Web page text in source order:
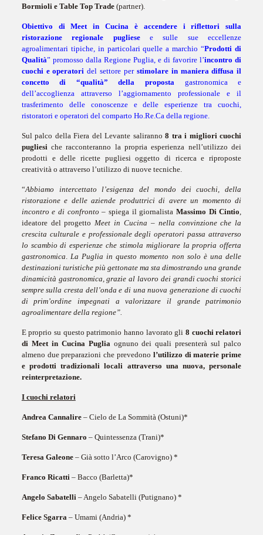
Bormioli e Table Top Trade (partner).
Obiettivo di Meet in Cucina è accendere i riflettori sulla
ristorazione regionale pugliesee sulle sue eccellenze
agroalimentari tipiche, in particolari quelle a marchio “Prodotti di
Qualità” promosso dalla Regione Puglia, e di favorire l’incontro di
cuochi e operatoridel settore per stimolare in maniera diffusa il
concetto di “qualità” della proposta gastronomica e
dell’accoglienza attraverso l’aggiornamento professionale e il
trasferimento delle conoscenze e delle esperienze tra cuochi,
ristoratori e operatori del comparto Ho.Re.Ca della regione.
Sul palco della Fiera del Levante saliranno8 tra i migliori cuochi
pugliesiche racconteranno la propria esperienza nell’utilizzo dei
prodotti e delle ricette pugliesi oggetto di ricerca e riproposte
creatività o attraverso l’utilizzo di nuove tecniche.
“Abbiamo intercettato l’esigenza del mondo dei cuochi, della
ristorazione e delle aziende produttrici di avere un momento di
incontro e di confronto– spiega il giornalista Massimo Di Cintio,
ideatore del progettoMeet in Cucina – nella convinzione che la
crescita culturale e professionale degli operatori passa attraverso
lo scambio di esperienze che stimola migliorare la propria offerta
gastronomica. La Puglia in questo momento non solo è una delle
destinazioni turistiche più gettonate ma sta dimostrando una grande
dinamicità gastronomica, grazie al lavoro dei grandi cuochi storici
sempre sulla cresta dell’onda e di una nuova generazione di cuochi
di prim’ordine impegnati a valorizzare il grande patrimonio
agroalimentare della regione”.
E proprio su questo patrimonio hanno lavorato gli 8 cuochi relatori
di Meet in Cucina Puglia ognuno dei quali presenterà sul palco
almeno due preparazioni che prevedono l’utilizzo di materie prime
e prodotti tradizionali locali attraverso una nuova, personale
reinterpretazione.
I cuochi relatori
Andrea Cannalire– Cielo de La Sommità (Ostuni)*
Stefano Di Gennaro – Quintessenza (Trani)*
Teresa Galeone – Già sotto l’Arco (Carovigno) *
Franco Ricatti – Bacco (Barletta)*
Angelo Sabatelli– Angelo Sabatelli (Putignano) *
Felice Sgarra– Umami (Andria) *